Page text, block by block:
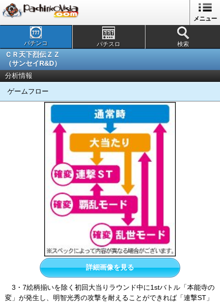
メニュー
パチンコ パチスロ 検索
ＣＲ天下烈伝ＺＺ
（サンセイR&D）
分析情報
ゲームフロー
詳細画像を見る
3・7絵柄揃いを除く初回大当りラウンド中に1stバトル「本能寺の
変」が発生し、明智光秀の攻撃を耐えることができれば「連撃ST」